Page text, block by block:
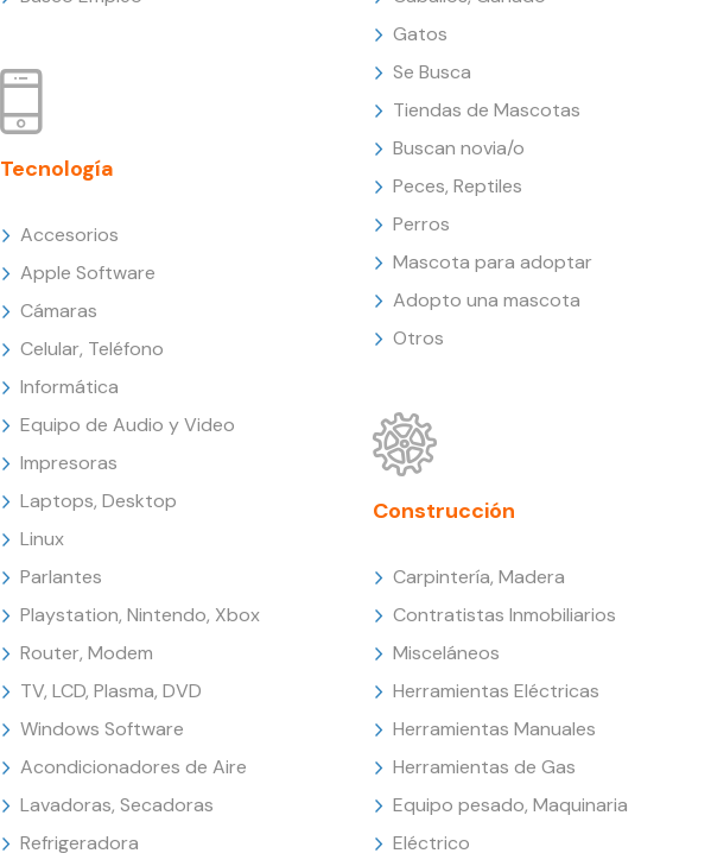
Tecnología
Accesorios
Apple Software
Cámaras
Celular, Teléfono
Informática
Equipo de Audio y Video
Impresoras
Laptops, Desktop
Linux
Parlantes
Playstation, Nintendo, Xbox
Router, Modem
TV, LCD, Plasma, DVD
Windows Software
Acondicionadores de Aire
Lavadoras, Secadoras
Refrigeradora
Gatos
Se Busca
Tiendas de Mascotas
Buscan novia/o
Peces, Reptiles
Perros
Mascota para adoptar
Adopto una mascota
Otros
Construcción
Carpintería, Madera
Contratistas Inmobiliarios
Misceláneos
Herramientas Eléctricas
Herramientas Manuales
Herramientas de Gas
Equipo pesado, Maquinaria
Eléctrico